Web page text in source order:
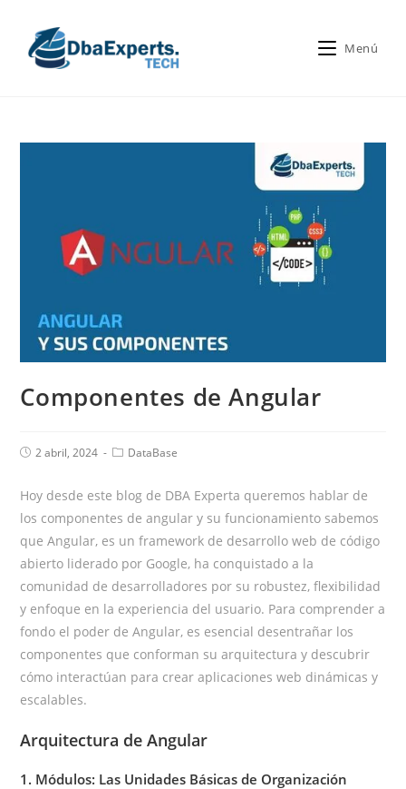
Menú
Componentes de Angular
2 abril, 2024 DataBase
Hoy desde este blog de DBA Experta queremos hablar de
los componentes de angular y su funcionamiento sabemos
que Angular, es un framework de desarrollo web de código
abierto liderado por Google, ha conquistado a la
comunidad de desarrolladores por su robustez, flexibilidad
y enfoque en la experiencia del usuario. Para comprender a
fondo el poder de Angular, es esencial desentrañar los
componentes que conforman su arquitectura y descubrir
cómo interactúan para crear aplicaciones web dinámicas y
escalables.
Arquitectura de Angular
1. Módulos: Las Unidades Básicas de Organización